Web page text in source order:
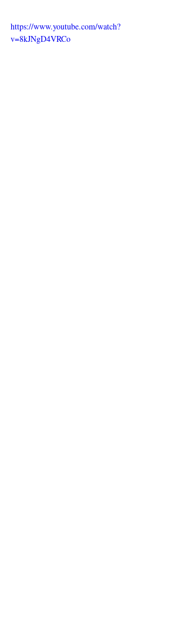
https://www.youtube.com/watch?
v=8kJNgD4VRCo